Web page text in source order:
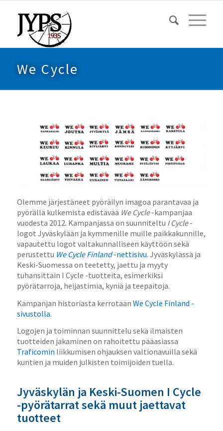
We Cycle
Olemme järjestäneet pyöräilyn imagoa parantavaa ja
pyörällä kulkemista edistävää We Cycle-kampanjaa
vuodesta 2012. Kampanjassa on suunniteltu I Cycle-
logot Jyväskylään ja kymmenille muille paikkakunnille,
vapautettu logot valtakunnalliseen käyttöön sekä
perustettu We Cycle Finland-nettisivu. Jyväskylässä ja
Keski-Suomessa on teetetty, jaettu ja myyty
tuhansittain I Cycle -tuotteita, esimerkiksi
pyörätarroja, heijastimia, kyniä ja teepaitoja.
Kampanjan historiasta kerrotaan We Cycle Finland -
sivustolla.
Logojen ja toiminnan suunnittelu sekä ilmaisten
tuotteiden jakaminen on rahoitettu pääasiassa
Traficomin liikkumisen ohjauksen valtionavuilla sekä
kuntien ja muiden julkisten toimijoiden tuella.
Jyväskylän ja Keski-Suomen I Cycle
-pyörätarrat sekä muut jaettavat
tuotteet